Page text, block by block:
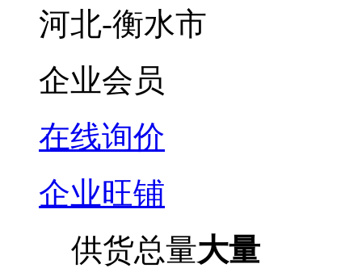
河北-衡水市
企业会员
在线询价
企业旺铺
供货总量大量